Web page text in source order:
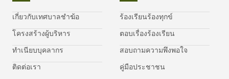
เกี่ยวกับเทศบาลชำฆ้อ
โครงสร้างผู้บริหาร
ทำเนียบบุคลากร
ติดต่อเรา
ร้องเรียนร้องทุกข์
ตอบเรื่องร้องเรียน
สอบถามความพึงพอใจ
คู่มือประชาชน